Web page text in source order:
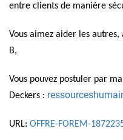
entre clients de manière
Vous aimez aider les
B,
Vous pouvez postuler par
Deckers :
URL: OFFRE-FOREM-